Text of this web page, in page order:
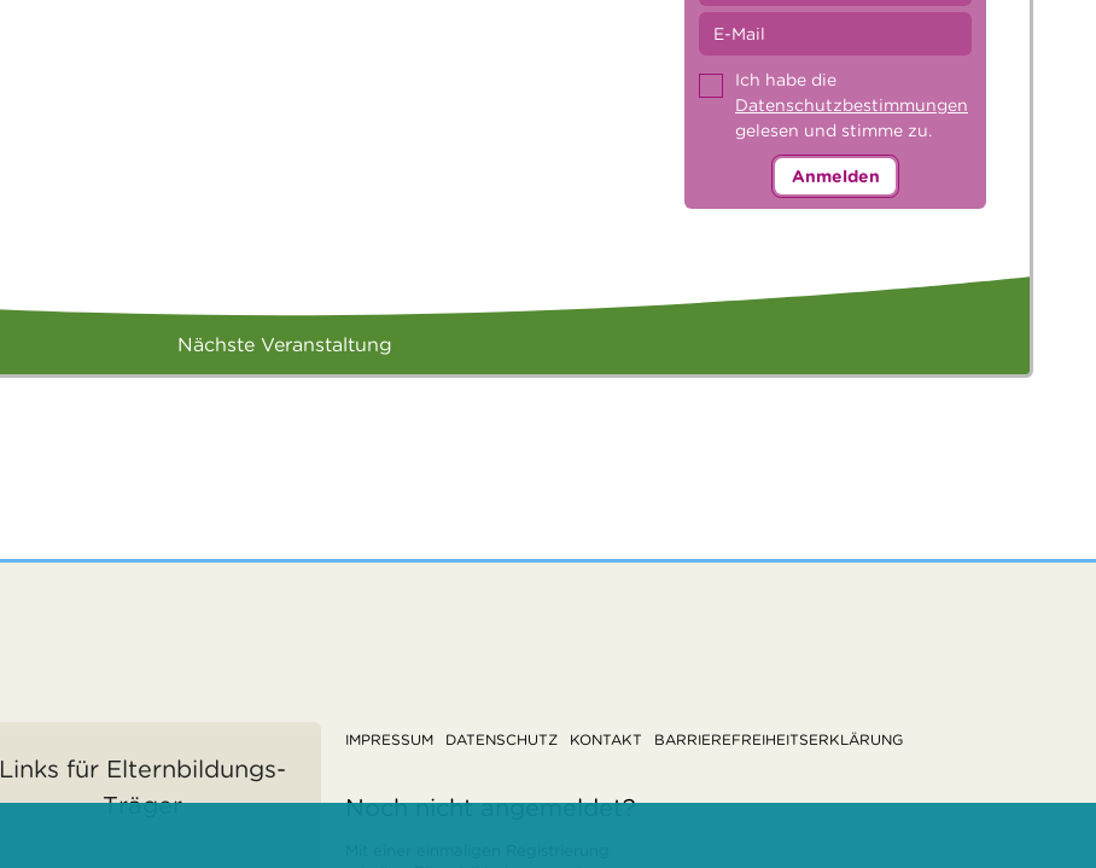
Ich habe die
Datenschutzbestimmungen
gelesen und stimme zu.
Anmelden
Nächste Veranstaltung
Links für Elternbildungs-
Träger
IMPRESSUM DATENSCHUTZ KONTAKT BARRIEREFREIHEITSERKLÄRUNG
Noch nicht angemeldet?